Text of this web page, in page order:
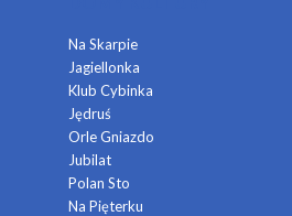
Na Skarpie
Jagiellonka
Klub Cybinka
Jędruś
Orle Gniazdo
Jubilat
Polan Sto
Na Pięterku